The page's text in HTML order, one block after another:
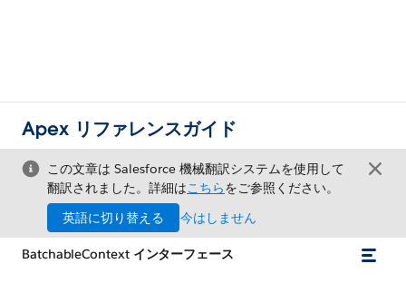
Apex リファレンスガイド
この文章は Salesforce 機械翻訳システムを使用して
翻訳されました。詳細はこちらをご参照ください。
英語に切り替える
今はしません
BatchableContext インターフェース